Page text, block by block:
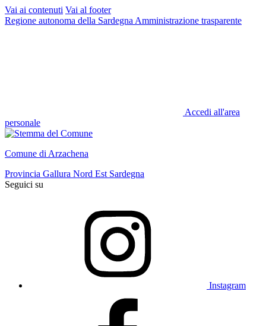
Vai ai contenuti Vai al footer
Regione autonoma della Sardegna Amministrazione trasparente
Accedi all'area
personale
Comune di Arzachena
Provincia Gallura Nord Est Sardegna
Seguici su
Instagram